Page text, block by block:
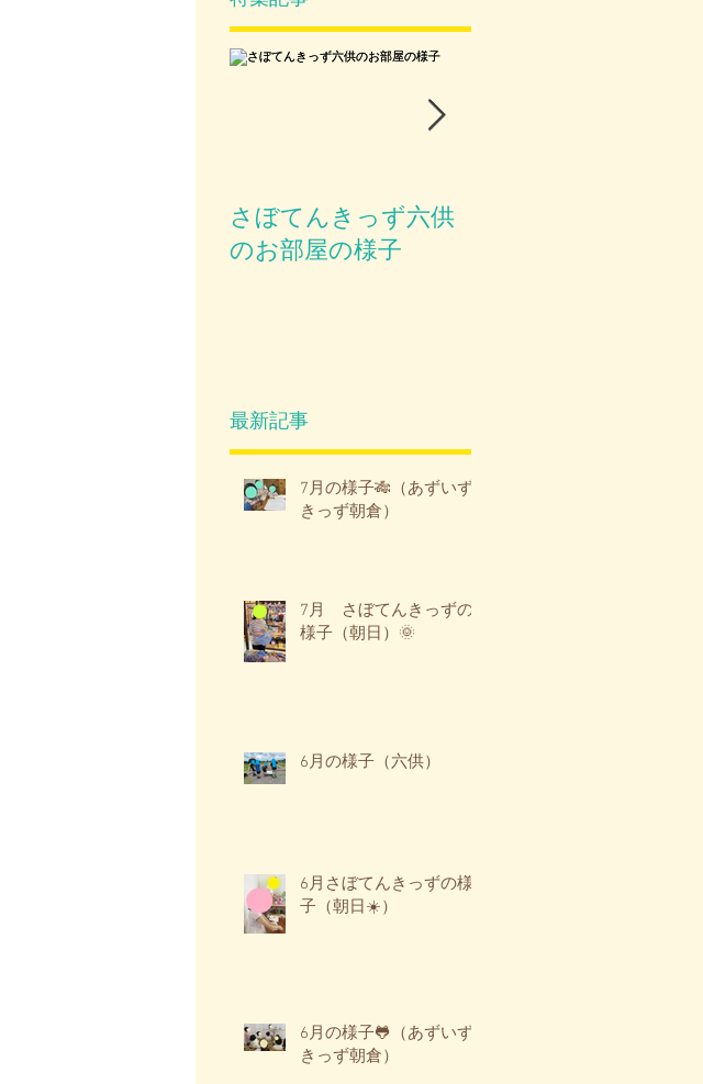
さぼてんきっず六供
のお部屋の様子
最新記事
7月の様子🎋（あずいず
きっず朝倉）
7月 さぼてんきっずの
様子（朝日）🌞
6月の様子（六供）
6月さぼてんきっずの様
子（朝日☀️）
6月の様子🐸（あずいず
きっず朝倉）